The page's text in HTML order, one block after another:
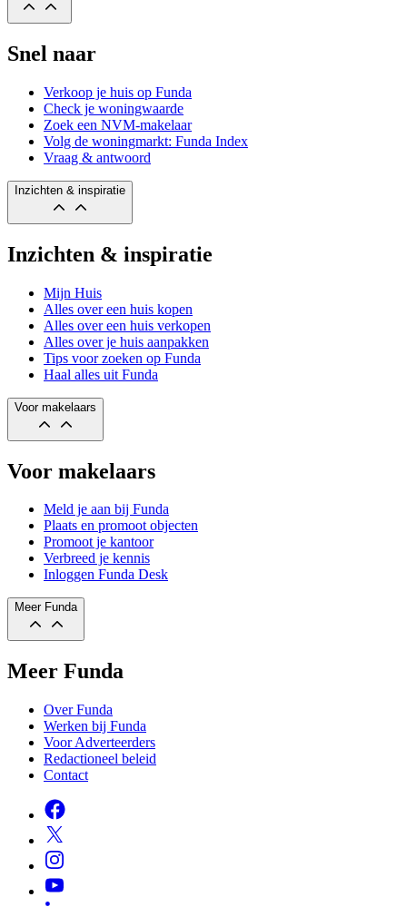
Snel naar
Verkoop je huis op Funda
Check je woningwaarde
Zoek een NVM-makelaar
Volg de woningmarkt: Funda Index
Vraag & antwoord
Inzichten & inspiratie
Inzichten & inspiratie
Mijn Huis
Alles over een huis kopen
Alles over een huis verkopen
Alles over je huis aanpakken
Tips voor zoeken op Funda
Haal alles uit Funda
Voor makelaars
Voor makelaars
Meld je aan bij Funda
Plaats en promoot objecten
Promoot je kantoor
Verbreed je kennis
Inloggen Funda Desk
Meer Funda
Meer Funda
Over Funda
Werken bij Funda
Voor Adverteerders
Redactioneel beleid
Contact